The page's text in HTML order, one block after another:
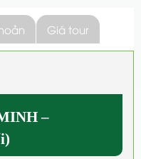
Giá tour
–